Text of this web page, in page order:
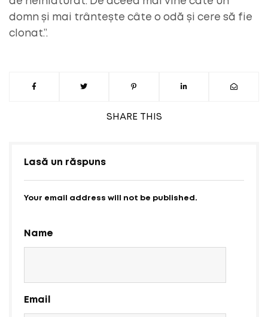
SHARE THIS
domn și mai trântește câte o odă și cere să fie
clonat.”.
Lasă un răspuns
Your email address will not be published.
Name
Email